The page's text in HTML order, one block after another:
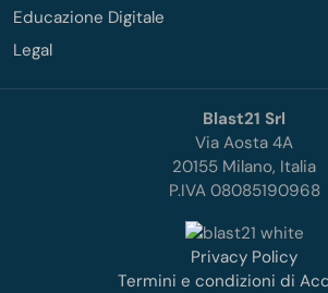
Educazione Digitale
Legal
Blast21 Srl
Via Aosta 4A
20155 Milano, Italia
P.IVA 08085190968
Privacy Policy
Termini e condizioni di